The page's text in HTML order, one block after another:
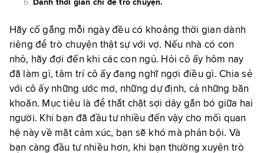
Dành thời gian chỉ để trò chuyện.
Hãy cố gắng mỗi ngày đều có khoảng thời gian dành
riêng để trò chuyện thật sự với vợ. Nếu nhà có con
nhỏ, hãy đợi đến khi các con ngủ. Hỏi cô ấy hôm nay
đã làm gì, tâm trí cô ấy đang nghĩ ngợi điều gì. Chia sẻ
với cô ấy những ước mơ, những dự định, cả những băn
khoăn. Mục tiêu là để thắt chặt sợi dây gắn bó giữa hai
người. Khi bạn đã đầu tư nhiều đến vậy cho mối quan
hệ này về mặt cảm xúc, bạn sẽ khó mà phản bội. Và
bạn càng đầu tư nhiều hơn, khi bạn thường xuyên trò